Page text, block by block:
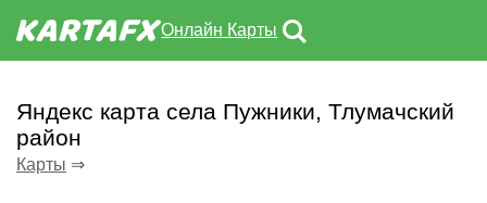
Онлайн Карты
Яндекс карта села Пужники, Тлумачский
район
Карты ⇒